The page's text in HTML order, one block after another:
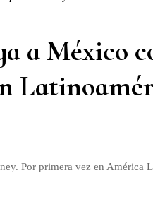
a México
Por primera vez en América